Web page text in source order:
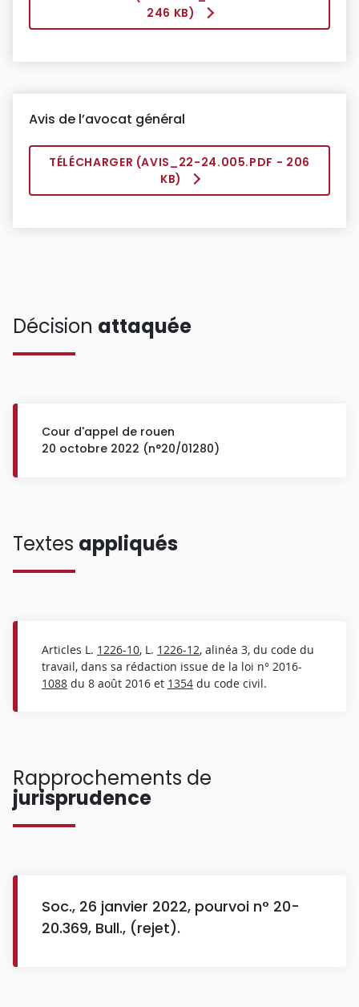
246 KB)
Avis de l’avocat général
TÉLÉCHARGER (AVIS_22-24.005.PDF - 206
KB)
Décision attaquée
Cour d'appel de rouen
20 octobre 2022 (n°20/01280)
Textes appliqués
Articles L. 1226-10, L. 1226-12, alinéa 3, du code du
travail, dans sa rédaction issue de la loi n° 2016-
1088 du 8 août 2016 et 1354 du code civil.
Rapprochements de
jurisprudence
Soc., 26 janvier 2022, pourvoi n° 20-
20.369, Bull., (rejet).